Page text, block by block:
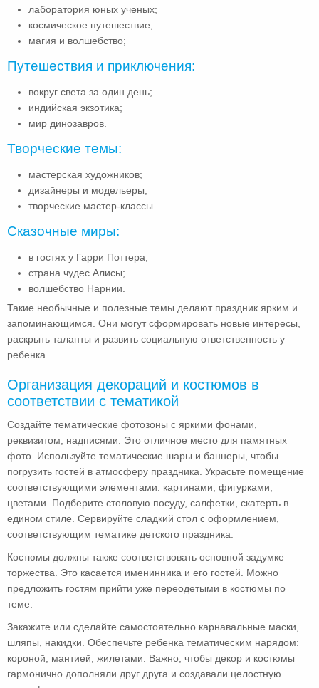
лаборатория юных ученых;
космическое путешествие;
магия и волшебство;
Путешествия и приключения:
вокруг света за один день;
индийская экзотика;
мир динозавров.
Творческие темы:
мастерская художников;
дизайнеры и модельеры;
творческие мастер-классы.
Сказочные миры:
в гостях у Гарри Поттера;
страна чудес Алисы;
волшебство Нарнии.
Такие необычные и полезные темы делают праздник ярким и
запоминающимся. Они могут сформировать новые интересы,
раскрыть таланты и развить социальную ответственность у
ребенка.
Организация декораций и костюмов в
соответствии с тематикой
Создайте тематические фотозоны с яркими фонами,
реквизитом, надписями. Это отличное место для памятных
фото. Используйте тематические шары и баннеры, чтобы
погрузить гостей в атмосферу праздника. Украсьте помещение
соответствующими элементами: картинами, фигурками,
цветами. Подберите столовую посуду, салфетки, скатерть в
едином стиле. Сервируйте сладкий стол с оформлением,
соответствующим тематике детского праздника.
Костюмы должны также соответствовать основной задумке
торжества. Это касается именинника и его гостей. Можно
предложить гостям прийти уже переодетыми в костюмы по
теме.
Закажите или сделайте самостоятельно карнавальные маски,
шляпы, накидки. Обеспечьте ребенка тематическим нарядом:
короной, мантией, жилетами. Важно, чтобы декор и костюмы
гармонично дополняли друг друга и создавали целостную